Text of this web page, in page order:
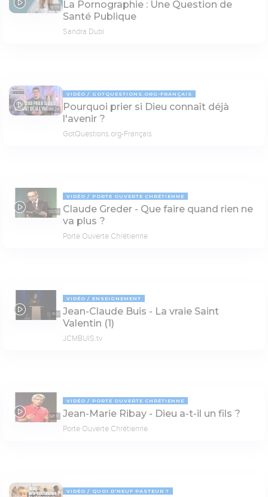
18:39
La Pornographie : Une Question de
Santé Publique
Sandra Dubi
04:24
VIDÉO GOTQUESTIONS.ORG-FRANÇAIS
Pourquoi prier si Dieu connaît déjà
l'avenir ?
GotQuestions.org-Français
50:50
VIDÉO PORTE OUVERTE CHRÉTIENNE
Claude Greder - Que faire quand rien ne
va plus ?
Porte Ouverte Chrétienne
11:01
VIDÉO ENSEIGNEMENT
Jean-Claude Buis - La vraie Saint
Valentin (1)
JCMBUIS.tv
53:17
VIDÉO PORTE OUVERTE CHRÉTIENNE
Jean-Marie Ribay - Dieu a-t-il un fils ?
Porte Ouverte Chrétienne
VIDÉO QUOI D'NEUF PASTEUR ?